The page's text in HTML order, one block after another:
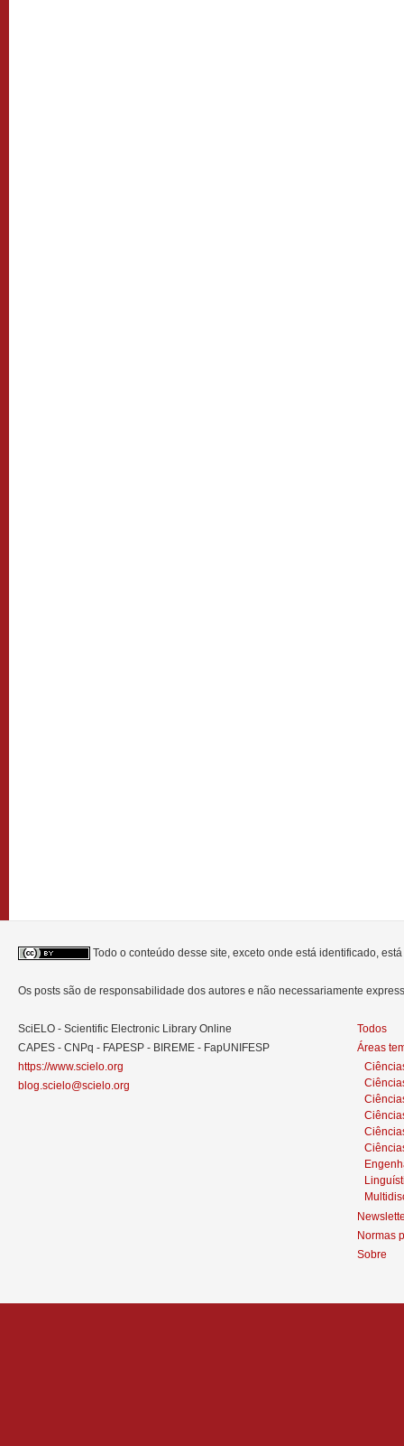
Todo o conteúdo desse site, exceto onde está identificado,
Os posts são de responsabilidade dos autores e não necessariamente
SciELO - Scientific Electronic Library Online
CAPES - CNPq - FAPESP - BIREME - FapUNIFESP
https://www.scielo.org
blog.scielo@scielo.org
Todos
Áreas
Normas
Sobre